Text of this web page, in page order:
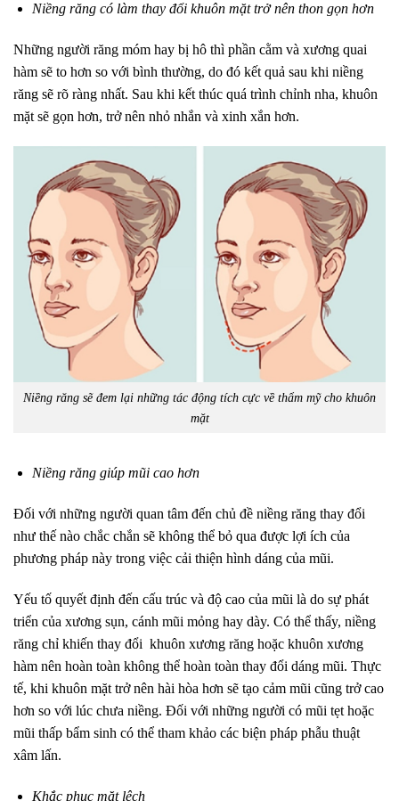
Niềng răng có làm thay đổi khuôn mặt trở nên thon gọn hơn
Những người răng móm hay bị hô thì phần cằm và xương quai
hàm sẽ to hơn so với bình thường, do đó kết quả sau khi niềng
răng sẽ rõ ràng nhất. Sau khi kết thúc quá trình chỉnh nha, khuôn
mặt sẽ gọn hơn, trở nên nhỏ nhắn và xinh xắn hơn.
Niềng răng sẽ đem lại những tác động tích cực về thẩm mỹ cho khuôn
mặt
Niềng răng giúp mũi cao hơn
Đối với những người quan tâm đến chủ đề niềng răng thay đổi
như thế nào chắc chắn sẽ không thể bỏ qua được lợi ích của
phương pháp này trong việc cải thiện hình dáng của mũi.
Yếu tố quyết định đến cấu trúc và độ cao của mũi là do sự phát
triển của xương sụn, cánh mũi mỏng hay dày. Có thể thấy, niềng
răng chỉ khiến thay đổi khuôn xương răng hoặc khuôn xương
hàm nên hoàn toàn không thể hoàn toàn thay đổi dáng mũi. Thực
tế, khi khuôn mặt trở nên hài hòa hơn sẽ tạo cảm mũi cũng trở cao
hơn so với lúc chưa niềng. Đối với những người có mũi tẹt hoặc
mũi thấp bẩm sinh có thể tham khảo các biện pháp phẫu thuật
xâm lấn.
Khắc phục mặt lệch